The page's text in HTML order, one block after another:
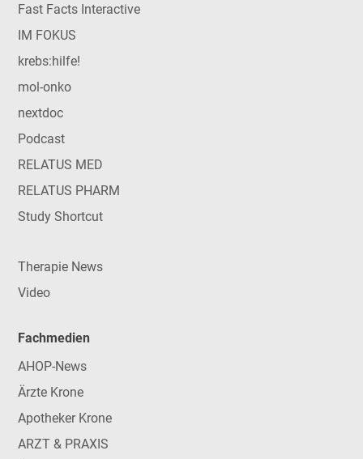
Fast Facts Interactive
IM FOKUS
krebs:hilfe!
mol-onko
nextdoc
Podcast
RELATUS MED
RELATUS PHARM
Study Shortcut
Therapie News
Video
Fachmedien
AHOP-News
Ärzte Krone
Apotheker Krone
ARZT & PRAXIS